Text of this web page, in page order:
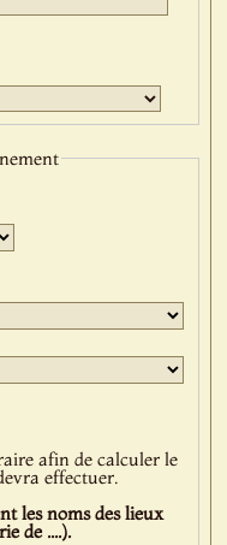
afin de calculer le
effectuer.
les noms des lieux
de ....).